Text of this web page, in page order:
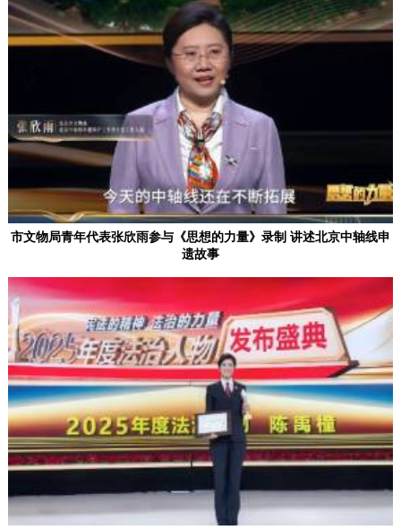
市文物局青年代表张欣雨参与《思想的力量》录制 讲述北京中轴线申
遗故事